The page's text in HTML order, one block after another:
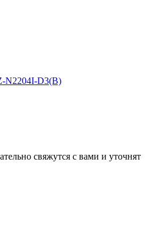
N2204I-D3(B)
свяжутся с вами и уточнят